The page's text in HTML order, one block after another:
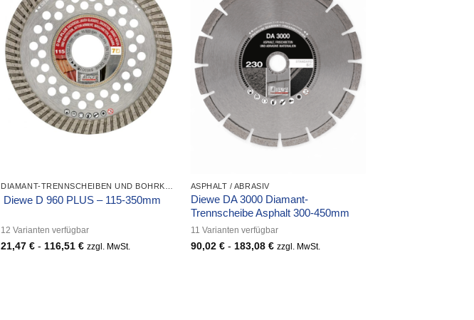
Diewe D 960 PLUS – 115-350mm
12 Varianten verfügbar
21,47€ - 116,51€ zzgl. MwSt.
ASPHALT / ABRASIV
Diewe DA 3000 Diamant-
Trennscheibe Asphalt 300-450mm
11 Varianten verfügbar
90,02 €- 183,08 € zzgl. MwSt.